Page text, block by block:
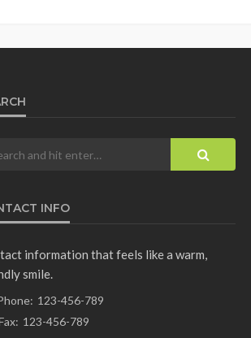
INFO
information that feels like a warm,
smile.
123-456-789
123-456-789